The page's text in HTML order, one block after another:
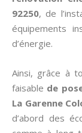
92250, de
équipements
d’énergie.
Ainsi, grâce à
faisable de
La Garenne
d’abord des